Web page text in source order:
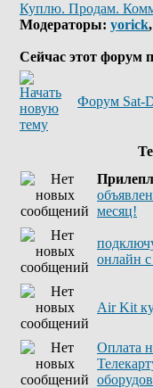
Куплю. Продам.
Модераторы: yorick,
Сейчас этот форум
Форум Sat-
месяц!
онлайн
Air Kit
Оплата